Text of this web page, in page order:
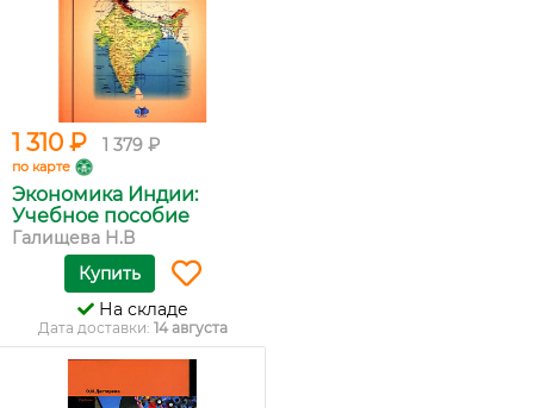
1 310 ₽ 1 379 ₽
по карте
Экономика Индии:
Учебное пособие
Галищева Н.В
Купить
На складе
Дата доставки: 14 августа